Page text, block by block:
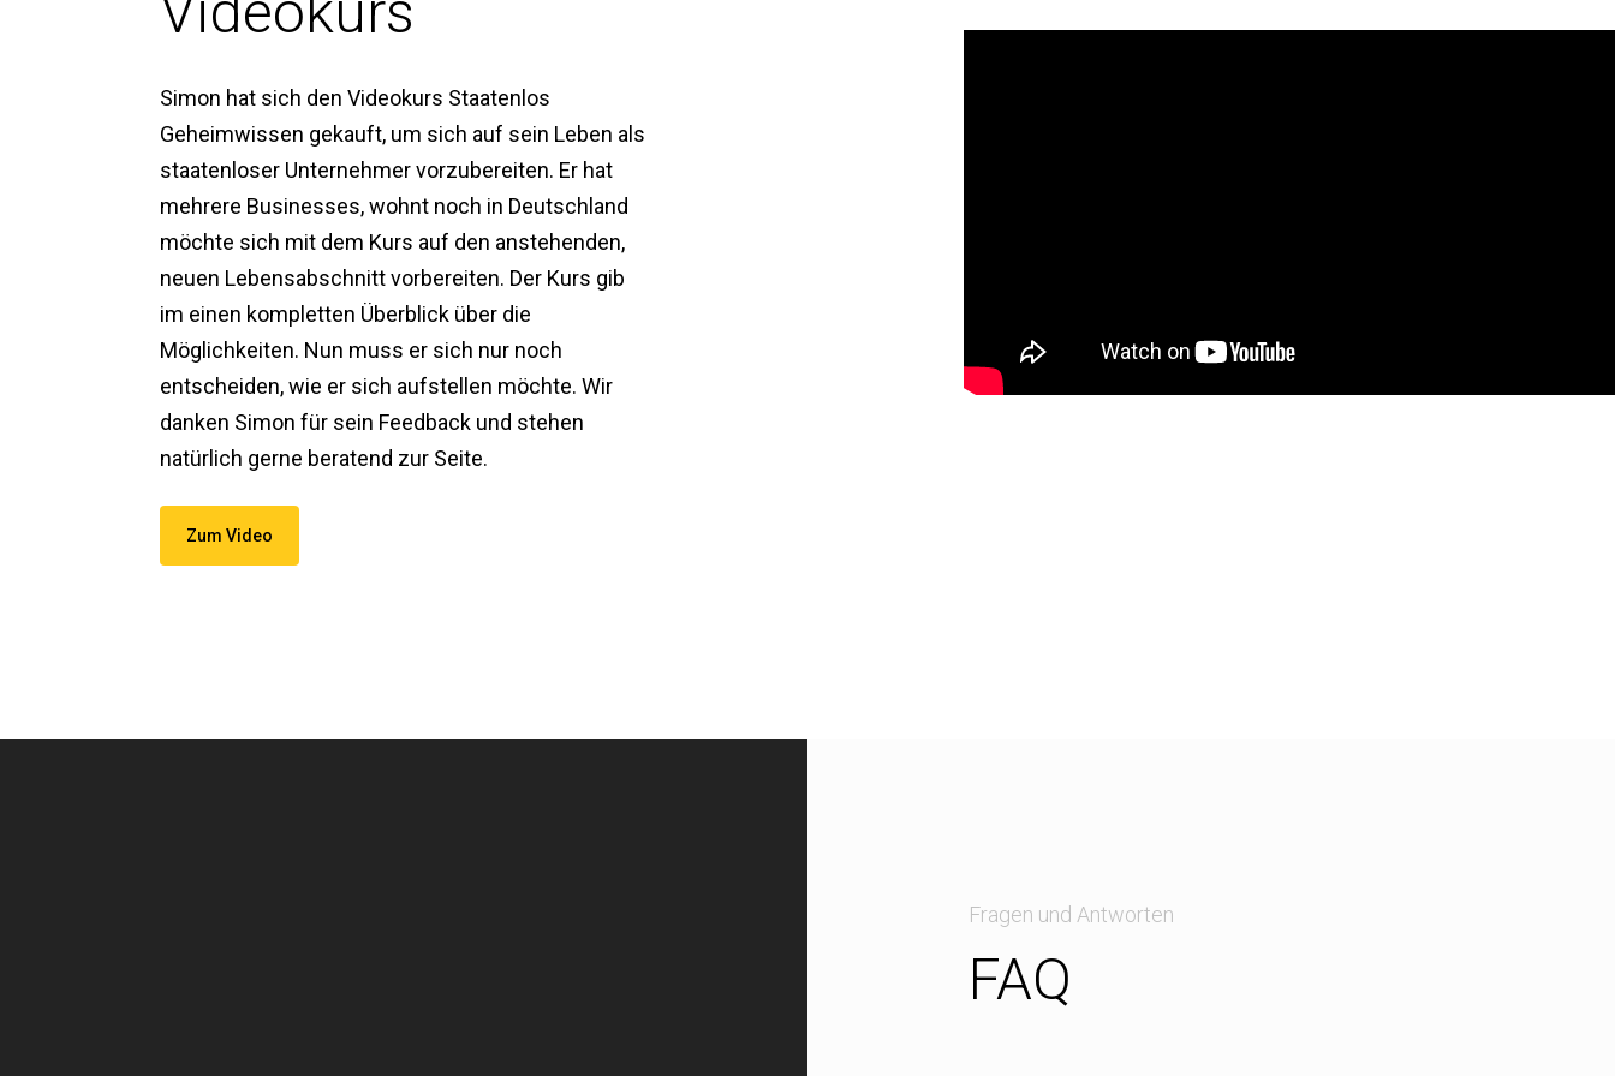
Simon hat sich den Videokurs Staatenlos
Geheimwissen gekauft, um sich auf sein Leben als
staatenloser Unternehmer vorzubereiten. Er hat
mehrere Businesses, wohnt noch in Deutschland
möchte sich mit dem Kurs auf den anstehenden,
neuen Lebensabschnitt vorbereiten. Der Kurs gib
im einen kompletten Überblick über die
Möglichkeiten. Nun muss er sich nur noch
entscheiden, wie er sich aufstellen möchte. Wir
danken Simon für sein Feedback und stehen
natürlich gerne beratend zur Seite.
Zum Video
Fragen und Antworten
FAQ